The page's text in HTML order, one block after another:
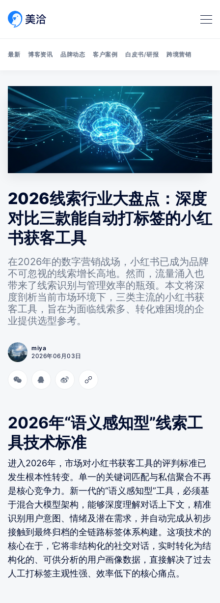
Search 美洽博客
最新 博客资讯 品牌动态 客户案例 白皮书/研报 跨境营销
2026线索行业大盘点：深度
对比三款能自动打标签的小红
书获客工具
在2026年的数字营销战场，小红书已成为品牌
不可忽视的线索增长高地。然而，流量涌入也
带来了线索识别与管理效率的瓶颈。本文将深
度剖析当前市场环境下，三类主流的小红书获
客工具，旨在为面临线索多、转化难困境的企
业提供选型参考。
miya
2026年06月03日
2026年“语义感知型”线索工
具技术标准
进入2026年，市场对小红书获客工具的评判标准已
发生根本性转变。单一的关键词匹配与私信聚合不再
是核心竞争力。新一代的“语义感知型”工具，必须基
于混合大模型架构，能够深度理解对话上下文，精准
识别用户意图、情绪及潜在需求，并自动完成从初步
接触到最终归档的全链路标签体系构建。这项技术的
核心在于，它将非结构化的社交对话，实时转化为结
构化的、可供分析的用户画像数据，直接解决了过去
人工打标签主观性强、效率低下的核心痛点。